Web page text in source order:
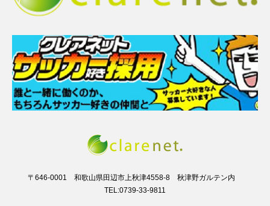
〒646-0001 和歌山県田辺市上秋津4558-8 秋津野ガルテン内
TEL:0739-33-9811